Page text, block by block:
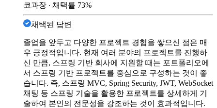
코과장 ∙ 채택률 73%
채택된 답변
졸업을 앞두고 다양한 프로젝트 경험을 쌓으신 점은 매
우 긍정적입니다. 현재 여러 분야의 프로젝트를 진행하
신 만큼, 스프링 기반 회사에 지원할 때는 포트폴리오에
서 스프링 기반 프로젝트를 중심으로 구성하는 것이 좋
습니다. 즉, 스프링 MVC, Spring Security, JWT, WebSocket
채팅 등 스프링 기술을 활용한 프로젝트를 상세하게 기
술하여 본인의 전문성을 강조하는 것이 효과적입니다.